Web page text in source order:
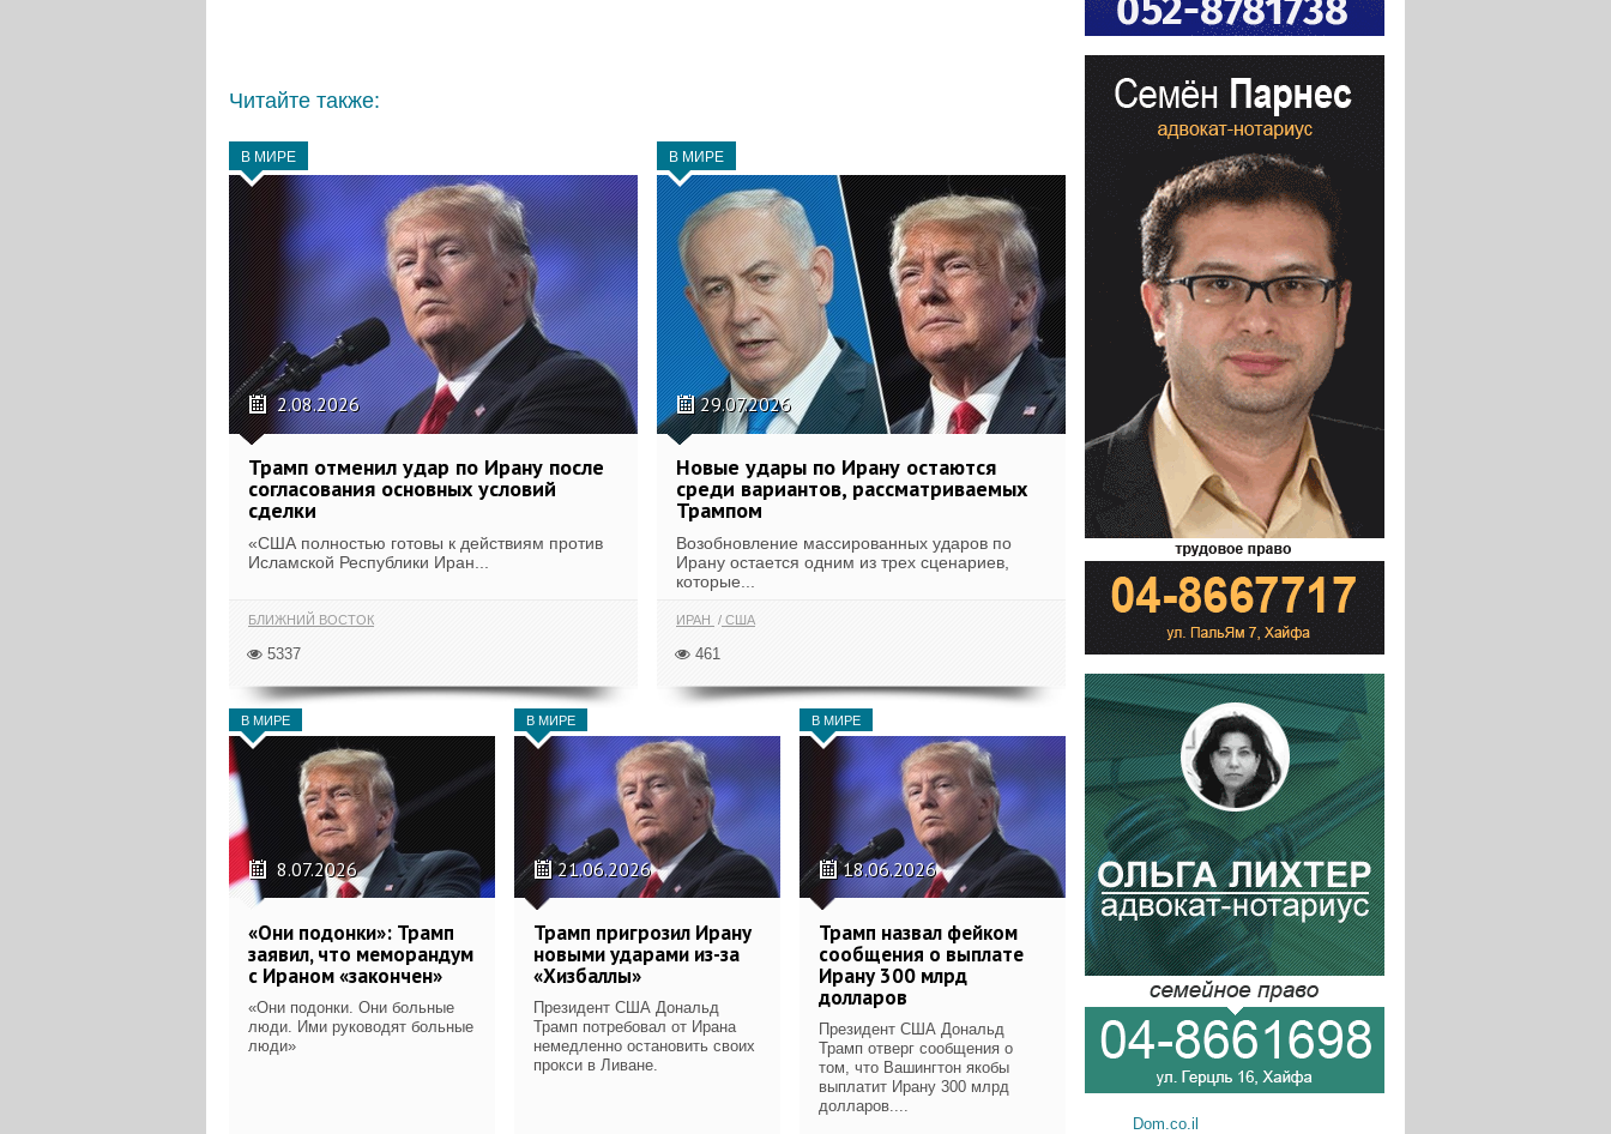
Читайте также:
В МИРЕ
2.08.2026
Трамп отменил удар по Ирану после
согласования основных условий
сделки
«США полностью готовы к действиям против
Исламской Республики Иран...
БЛИЖНИЙ ВОСТОК
5337
В МИРЕ
29.07.2026
Новые удары по Ирану остаются
среди вариантов, рассматриваемых
Трампом
Возобновление массированных ударов по
Ирану остается одним из трех сценариев,
которые...
ИРАН США
461
В МИРЕ
8.07.2026
«Они подонки»: Трамп
заявил, что меморандум
с Ираном «закончен»
«Они подонки. Они больные
люди. Ими руководят больные
люди»
В МИРЕ
21.06.2026
Трамп пригрозил Ирану
новыми ударами из-за
«Хизбаллы»
Президент США Дональд
Трамп потребовал от Ирана
немедленно остановить своих
прокси в Ливане.
В МИРЕ
18.06.2026
Трамп назвал фейком
сообщения о выплате
Ирану 300 млрд
долларов
Президент США Дональд
Трамп отверг сообщения о
том, что Вашингтон якобы
выплатит Ирану 300 млрд
долларов....
Dom.co.il